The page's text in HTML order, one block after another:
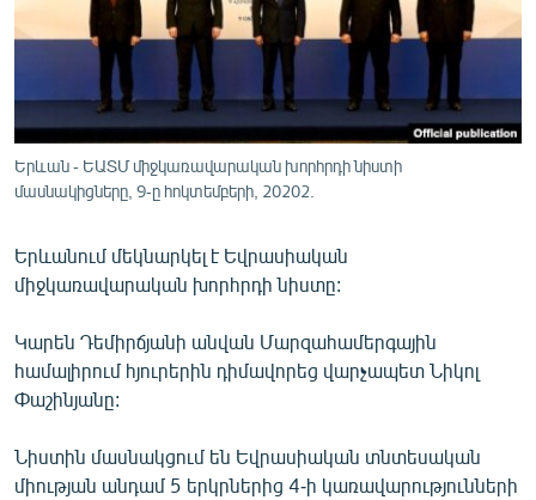
ՄԻՋԱԶԳԱՅԻՆ
ՄՇԱԿՈՒՅԹ
ՍՊՈՐՏ
ՄԵԿՆԱԲԱՆՈՒԹՅՈՒՆ
ՏՏ ԵՒ ԻՆՏԵՐՆԵՏ
ԱՐԽԻՎ
ԲԱՆԱՎԵՃ
ՁԳՏԵԼՈՎ ԼԱՎԱԳՈՒՅՆԻՆ
ՓՈԴՔԱՍԹ
Երևան - ԵԱՏՄ միջկառավարական խորհրդի նիստի
մասնակիցները, 9-ը հոկտեմբերի, 20202.
Երևանում մեկնարկել է Եվրասիական
միջկառավարական խորհրդի նիստը:
Կարեն Դեմիրճյանի անվան Մարզահամերգային
համալիրում հյուրերին դիմավորեց վարչապետ Նիկոլ
Փաշինյանը:
Նիստին մասնակցում են Եվրասիական տնտեսական
միության անդամ 5 երկրներից 4-ի կառավարությունների